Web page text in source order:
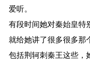
爱听。
有段时间她对秦始皇特
就给她讲了很多很多那
包括荆轲刺秦王这些，